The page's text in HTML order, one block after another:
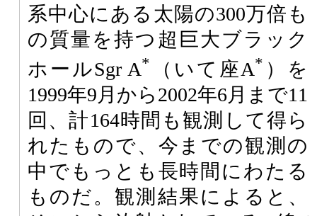
系中心にある太陽の300万倍も
の質量を持つ超巨大ブラック
ホールSgr A* （いて座A* ）を
1999年9月から2002年6月まで11
回、計164時間も観測して得ら
れたもので、今までの観測の
中でもっとも長時間にわたる
ものだ。観測結果によると、